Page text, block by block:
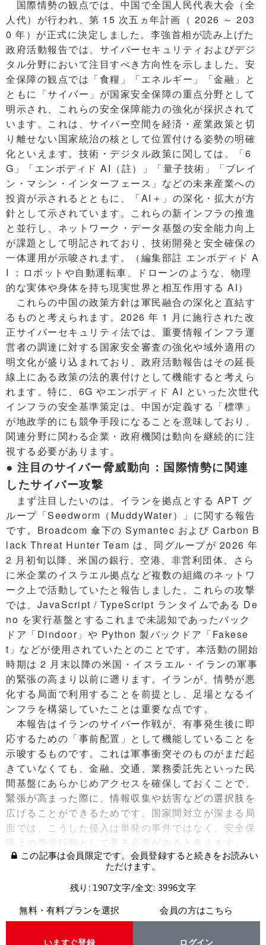
国際情勢の観点では、中国で全国人民代表大会（全
人代）が行われ、第 15 次五ヵ年計画（ 2026 ～ 203
0 年）が正式に決定しました。李強首相が読み上げた
政府活動報告では、サイバーセキュリティおよびデジ
タル分野において注目すべき方向性を示しました。安
全保障の観点では「食糧」「エネルギー」「金融」と
ともに「サイバー」が国家安全保障の重点分野として
明示され、これらの安全保障能力の強化が採択されて
います。これは、サイバー空間を経済・産業政策と切
り離せない国家統治の核として位置付ける姿勢の明確
化といえます。技術・デジタル政策に関しては、「6
G」「エンボディド AI（註）」「量子技術」「ブレイ
ン・マシン・インターフェース」などの未来産業への
投資が示されるとともに、「AI＋」の深化・拡大が方
針として示されています。これらの新インフラの推進
と並行し、ネットワーク・データ基盤の安全能力向上
が課題として明記されており、技術開発と安全確保の
一体運用が示唆されます。（編集部註 エンボディド A
I ：ロボットや自動運転車、ドローンのような、物理
的な実体や身体を持ち現実世界と相互作用する AI）
これらの中国の政策方針は軍民融合の深化と直結す
るものと考えられます。2026 年 1 月に施行された改
正サイバーセキュリティ法では、重要情報インフラ運
営者の調達に対する国家安全審査の強化や域外適用の
明文化が盛り込まれており、政府活動報告はその延長
線上にある政策の法的裏付けとして機能すると考えら
れます。特に、6G やエンボディド AI といった次世代
インフラの安全基準策定は、中国が定義する「標準」
が地政学的にも競争手段になることを意味しており、
関連分野に関わる企業・政府機関は動向を継続的に注
視する必要があります。
● 注目のサイバー脅威動向：国際情勢に関連
したサイバー攻撃
まず注目したいのは、イランを拠点とする APT グ
ループ「Seedworm（MuddyWater）」に関する報告
です。Broadcom 傘下の Symantec および Carbon B
lack Threat Hunter Team は、同グループが 2026 年
2 月初旬以降、米国の銀行、空港、非営利団体、さら
に米企業のイスラエル拠点など複数の組織のネットワ
ーク上で活動していたと報告しました。これらの攻撃
では、JavaScript / TypeScript ランタイムである De
no を実行基盤とするこれまで未認知であったバック
ドア「Dindoor」や Python 製バックドア「Fakese
t」などが使用されていたとのことです。本活動の開始
時期は 2 月末以降の米国・イスラエル・イランの軍事
的緊張の高まり以前に遡ります。イランが、情勢が悪
化する局面で利用することを前提とし、足場となるイ
ンフラを構築していたことは重要な点です。
本報告はイランのサイバー作戦が、有事発生後に即
応するための「事前配置」として機能していることを
示唆するものです。これは軍事衝突そのものがまだ起
きていなくても、金融、交通、業務委託先といった民
間基盤にあらかじめアクセスを確保しておくことで、
緊張が高まった際に、情報収集や妨害などの選択肢を
広げることができるためです。国家間対立が深まる局
面では、こうした侵入は単発の事件ではなく、安全保
障上の準備行動として見る必要があると考えます。
この記事は会員限定です。会員登録すると続きをお読みい
ただけます。
残り: 1907文字/全文: 3996文字
無料・有料プランを選択
いますぐ登録
会員の方はこちら
ログイン